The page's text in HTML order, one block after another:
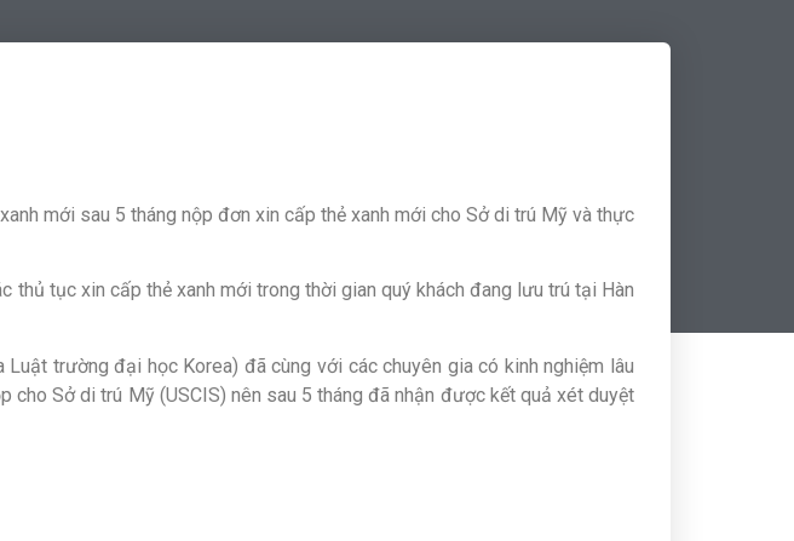
mới sau 5 tháng nộp đơn xin cấp thẻ xanh mới cho Sở di trú Mỹ và thực
thủ tục xin cấp thẻ xanh mới trong thời gian quý khách đang lưu trú tại Hàn
trường đại học Korea) đã cùng với các chuyên gia có kinh nghiệm lâu
Sở di trú Mỹ (USCIS) nên sau 5 tháng đã nhận được kết quả xét duyệt